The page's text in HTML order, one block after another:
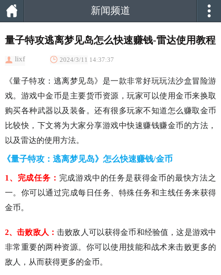
新闻频道
量子特攻逃离梦见岛怎么快速赚钱-雷达使用教程
lixf 2024/3/11 14:37:37
《量子特攻：逃离梦见岛》是一款非常好玩玩法沙盒冒险游
戏。游戏中金币是主要货币资源，玩家可以使用金币来换取
购买各种武器以及装备。还有很多玩家不知道怎么赚取金币
比较快，下文将为大家分享游戏中快速赚钱赚金币的方法，
以及雷达的使用方法。
《量子特攻：逃离梦见岛》怎么快速赚钱/金币
1、完成任务： 完成游戏中的任务是获得金币的最快方法之
一。你可以通过完成每日任务、特殊任务和主线任务来获得
金币。
2、击败敌人：击败敌人可以获得金币和经验值，这是游戏中
非常重要的两种资源。你可以使用技能和战术来击败更多的
敌人，从而获得更多的金币。